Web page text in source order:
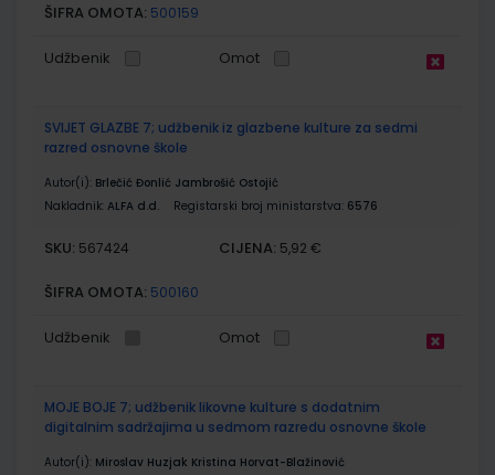
ŠIFRA OMOTA: 500159
Udžbenik Omot
SVIJET GLAZBE 7; udžbenik iz glazbene kulture za sedmi
razred osnovne škole
Autor(i): Brlečić Đonlić Jambrošić Ostojić
Nakladnik: ALFA d.d. Registarski broj ministarstva: 6576
SKU: 567424 CIJENA: 5,92 €
ŠIFRA OMOTA: 500160
Udžbenik Omot
MOJE BOJE 7; udžbenik likovne kulture s dodatnim
digitalnim sadržajima u sedmom razredu osnovne škole
Autor(i): Miroslav Huzjak Kristina Horvat-Blažinović